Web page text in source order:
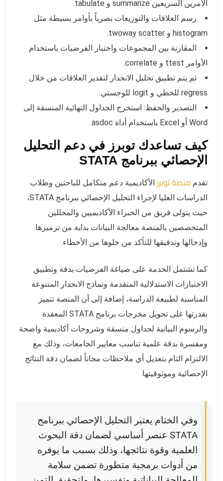
الأمرين السريعين summarize و tabulate.
رسم العلاقات والتوزيعات بصرياً بأوامر بسيطة مثل
histogram و twoway scatter.
المقارنة بين المجموعات واختبار الفرضيات باستخدام
الأوامر ttest و correlate.
ثم يتم تطبيق تحليل الانحدار لتقدير العلاقات من خلال
regress للخطي و logit للوجستي.
التصدير والحفظ: استخرج الجداول النهائية المنسقة إلى
Word أو Excel باستخدام أداة asdoc.
كيف تساعدك توبرز في دعم التحليل
الإحصائي ببرنامج STATA
تقدم منصة توبرز الأكاديمية دعم متكامل للباحثين وطلاب
الدراسات العليا لإجراء التحليل الإحصائي ببرنامج STATA،
حيث يتولى فريق من الخبراء الأكاديميين والمحللين
المتخصصين بالمنصة معالجة البيانات بداية من ترميزها
وإدخالها وتدقيقها للتأكد من خلوها من الأخطاء.
كما تشتمل الخدمة على صياغة الفرضيات بدقة وتطبيق
الاختبارات الاستدلالية المتقدمة ونماذج الانحدار المتنوعة
المناسبة لطبيعة الدراسة، إضافة إلى أن المنصة تتميز
بقدرتها على تحويل مخرجات برنامج STATA المعقدة
والرسوم البيانية لجداول منسقة وشروحات أكاديمية واضحة
ومفسرة بدقة علمية تناسب معايير الجامعات، وذلك مع
الالتزام التام بتعديل أي ملاحظات مجاناً لضمان دقة النتائج
الإحصائية وموثوقيتها.
وفي الختام يعتبر التحليل الإحصائي ببرنامج
STATA عنصر أساسي لضمان دقة البحوث
العلمية وقوة نتائجها، وذلك بسبب ما يوفره
من أدوات برمجية متطورة تضمن سلامة